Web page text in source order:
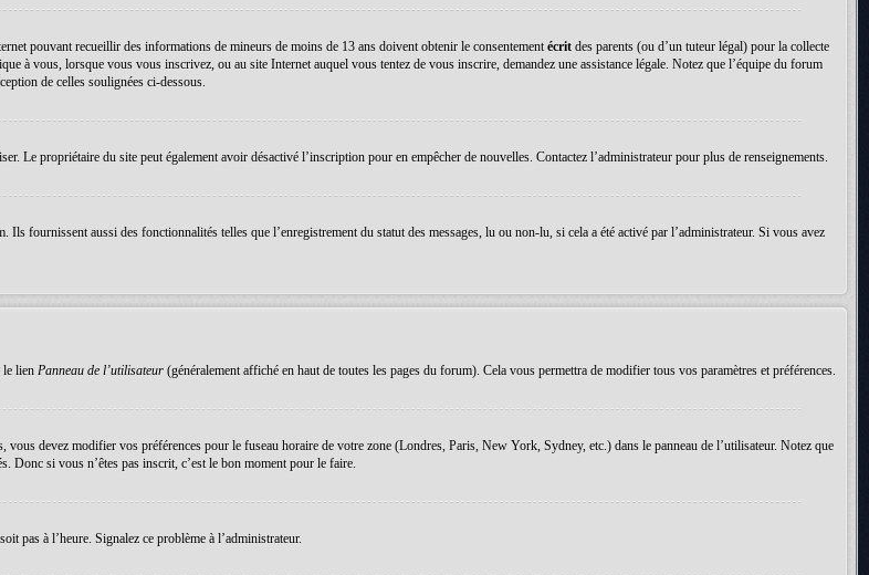
pouvant recueillir des informations de mineurs de moins de 13 ans doivent obtenir le consentementécrit des parents (ou d’un tuteur légal) pour la collecte
à vous, lorsque vous vous inscrivez, ou au site Internet auquel vous tentez de vous inscrire, demandez une assistance légale. Notez que l’équipe du forum
de celles soulignées ci-dessous.
Le propriétaire du site peut également avoir désactivé l’inscription pour en empêcher de nouvelles. Contactez l’administrateur pour plus de renseignements.
fournissent aussi des fonctionnalités telles que l’enregistrement du statut des messages, lu ou non-lu, si cela a été activé par l’administrateur. Si vous avez
le lien Panneau de l’utilisateur (généralement affiché en haut de toutes les pages du forum). Cela vous permettra de modifier tous vos paramètres et préférences.
devez modifier vos préférences pour le fuseau horaire de votre zone (Londres, Paris, New York, Sydney, etc.) dans le panneau de l’utilisateur. Notez que
Donc si vous n’êtes pas inscrit, c’est le bon moment pour le faire.
pas à l’heure. Signalez ce problème à l’administrateur.